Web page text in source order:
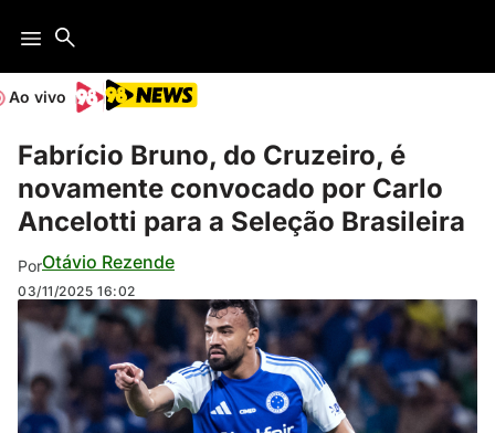
Ao vivo
Fabrício Bruno, do Cruzeiro, é
novamente convocado por Carlo
Ancelotti para a Seleção Brasileira
PorOtávio Rezende
03/11/2025 16:02